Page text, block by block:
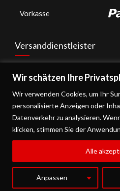
Wir schätzen Ihre
Wir verwenden Cookies, um Ihr
personalisierte Anzeigen oder
Datenverkehr zu analysieren.
klicken, stimmen Sie der
Anpassen
Alle
Vorkasse
Versanddienstleister
Copyright © 2026Andrees Grillbude.